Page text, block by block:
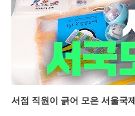
서점 직원이 긁어 모은 서울국